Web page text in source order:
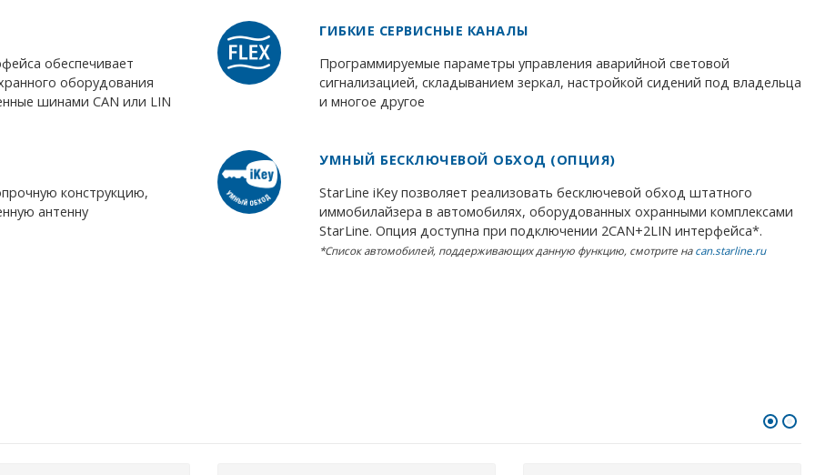
обеспечивает
оборудования
шинами CAN или LIN
ГИБКИЕ СЕРВИСНЫЕ КАНАЛЫ
Программируемые параметры управления аварийной световой
сигнализацией, складыванием зеркал, настройкой сидений под владельца
и многое другое
конструкцию,
антенну
УМНЫЙ БЕСКЛЮЧЕВОЙ ОБХОД (ОПЦИЯ)
StarLine iKey позволяет реализовать бесключевой обход штатного
иммобилайзера в автомобилях, оборудованных охранными комплексами
StarLine. Опция доступна при подключении 2CAN+2LIN интерфейса*.
*Список автомобилей, поддерживающих данную функцию, смотрите на can.starline.ru